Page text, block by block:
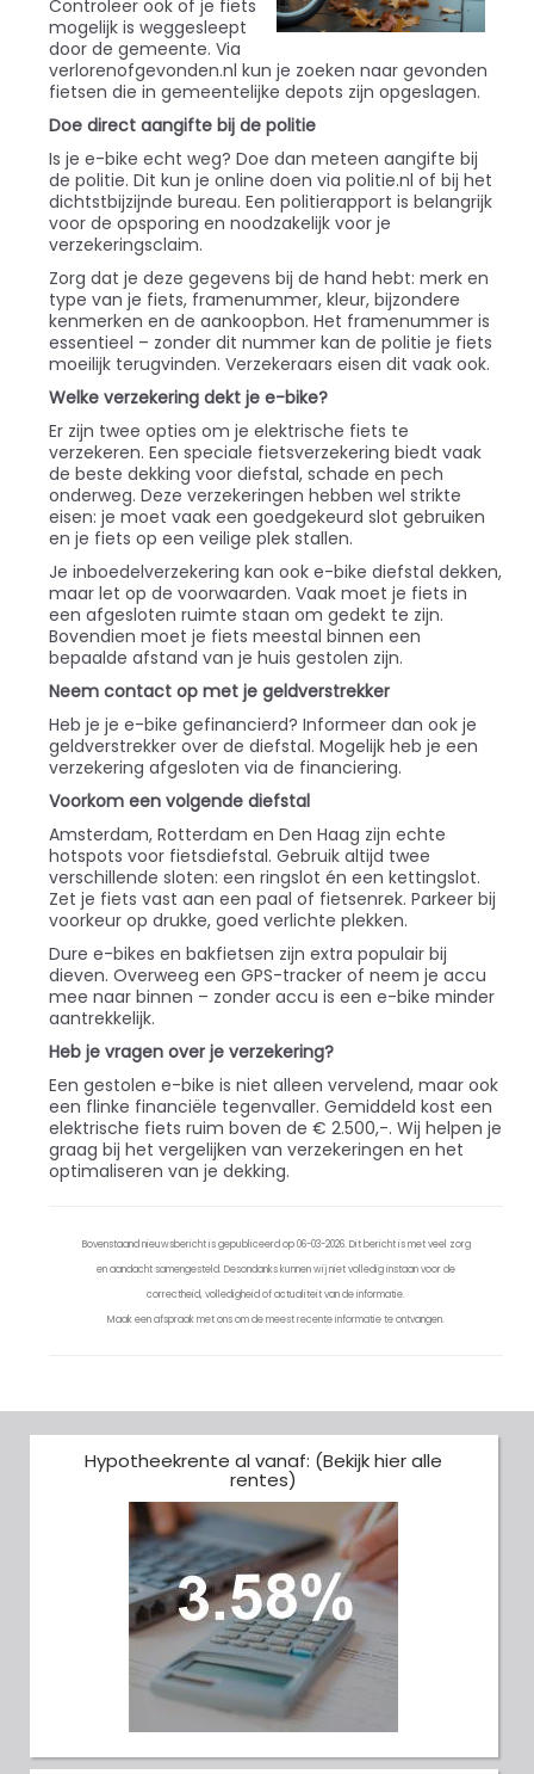
Controleer ook of je fiets
mogelijk is weggesleept
door de gemeente. Via
verlorenofgevonden.nl kun je zoeken naar gevonden
fietsen die in gemeentelijke depots zijn opgeslagen.
Doe direct aangifte bij de politie
Is je e-bike echt weg? Doe dan meteen aangifte bij
de politie. Dit kun je online doen via politie.nl of bij het
dichtstbijzijnde bureau. Een politierapport is belangrijk
voor de opsporing en noodzakelijk voor je
verzekeringsclaim.
Zorg dat je deze gegevens bij de hand hebt: merk en
type van je fiets, framenummer, kleur, bijzondere
kenmerken en de aankoopbon. Het framenummer is
essentieel – zonder dit nummer kan de politie je fiets
moeilijk terugvinden. Verzekeraars eisen dit vaak ook.
Welke verzekering dekt je e-bike?
Er zijn twee opties om je elektrische fiets te
verzekeren. Een speciale fietsverzekering biedt vaak
de beste dekking voor diefstal, schade en pech
onderweg. Deze verzekeringen hebben wel strikte
eisen: je moet vaak een goedgekeurd slot gebruiken
en je fiets op een veilige plek stallen.
Je inboedelverzekering kan ook e-bike diefstal dekken,
maar let op de voorwaarden. Vaak moet je fiets in
een afgesloten ruimte staan om gedekt te zijn.
Bovendien moet je fiets meestal binnen een
bepaalde afstand van je huis gestolen zijn.
Neem contact op met je geldverstrekker
Heb je je e-bike gefinancierd? Informeer dan ook je
geldverstrekker over de diefstal. Mogelijk heb je een
verzekering afgesloten via de financiering.
Voorkom een volgende diefstal
Amsterdam, Rotterdam en Den Haag zijn echte
hotspots voor fietsdiefstal. Gebruik altijd twee
verschillende sloten: een ringslot én een kettingslot.
Zet je fiets vast aan een paal of fietsenrek. Parkeer bij
voorkeur op drukke, goed verlichte plekken.
Dure e-bikes en bakfietsen zijn extra populair bij
dieven. Overweeg een GPS-tracker of neem je accu
mee naar binnen – zonder accu is een e-bike minder
aantrekkelijk.
Heb je vragen over je verzekering?
Een gestolen e-bike is niet alleen vervelend, maar ook
een flinke financiële tegenvaller. Gemiddeld kost een
elektrische fiets ruim boven de € 2.500,-. Wij helpen je
graag bij het vergelijken van verzekeringen en het
optimaliseren van je dekking.
Bovenstaand nieuwsbericht is gepubliceerd op 06-03-2026. Dit bericht is met veel zorg
en aandacht samengesteld. Desondanks kunnen wij niet volledig instaan voor de
correctheid, volledigheid of actualiteit van de informatie.
Maak een afspraak met ons om de meest recente informatie te ontvangen.
Hypotheekrente al vanaf: (Bekijk hier alle
rentes)